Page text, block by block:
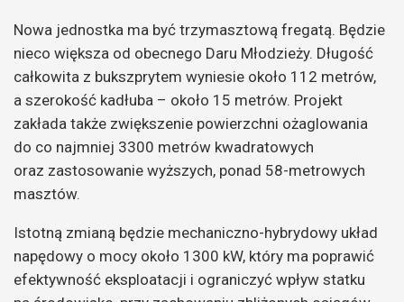
Nowa jednostka ma być trzymasztową fregatą. Będzie
nieco większa od obecnego Daru Młodzieży. Długość
całkowita z bukszprytem wyniesie około 112 metrów,
a szerokość kadłuba – około 15 metrów. Projekt
zakłada także zwiększenie powierzchni ożaglowania
do co najmniej 3300 metrów kwadratowych
oraz zastosowanie wyższych, ponad 58-metrowych
masztów.
Istotną zmianą będzie mechaniczno-hybrydowy układ
napędowy o mocy około 1300 kW, który ma poprawić
efektywność eksploatacji i ograniczyć wpływ statku